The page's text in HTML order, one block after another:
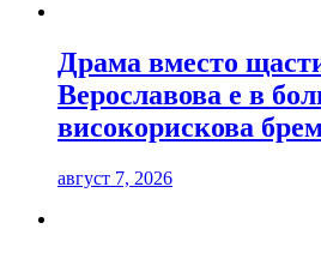
Драма вместо
Верославова е в
високорискова
август 7, 2026